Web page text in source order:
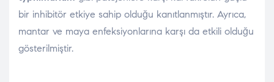
bir inhibitör etkiye sahip olduğu kanıtlanmıştır. Ayrıca,
mantar ve maya enfeksiyonlarına karşı da etkili olduğu
gösterilmiştir.